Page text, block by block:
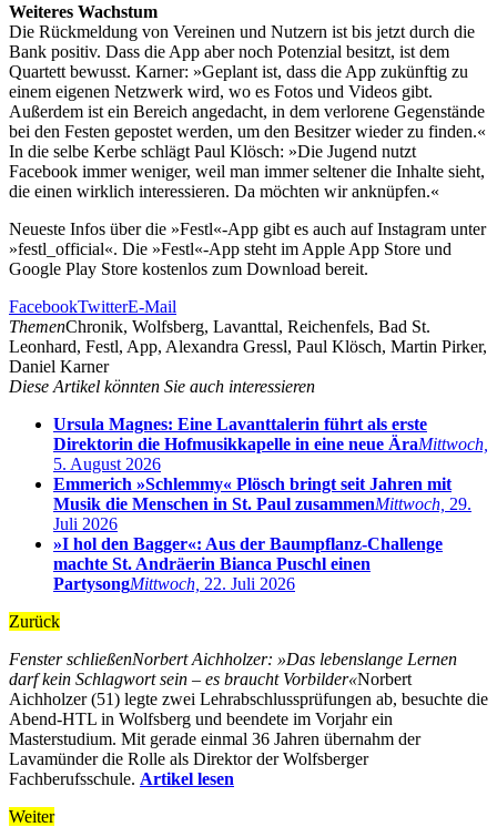
Weiteres Wachstum
Die Rückmeldung von Vereinen und Nutzern ist bis jetzt durch die
Bank positiv. Dass die App aber noch Potenzial besitzt, ist dem
Quartett bewusst. Karner: »Geplant ist, dass die App zukünftig zu
einem eigenen Netzwerk wird, wo es Fotos und Videos gibt.
Außerdem ist ein Bereich angedacht, in dem verlorene Gegenstände
bei den Festen gepostet werden, um den Besitzer wieder zu finden.«
In die selbe Kerbe schlägt Paul Klösch: »Die Jugend nutzt
Facebook immer weniger, weil man immer seltener die Inhalte sieht,
die einen wirklich interessieren. Da möchten wir anknüpfen.«
Neueste Infos über die »Festl«-App gibt es auch auf Instagram unter
»festl_official«. Die »Festl«-App steht im Apple App Store und
Google Play Store kostenlos zum Download bereit.
FacebookTwitterE-Mail
ThemenChronik, Wolfsberg, Lavanttal, Reichenfels, Bad St.
Leonhard, Festl, App, Alexandra Gressl, Paul Klösch, Martin Pirker,
Daniel Karner
Diese Artikel könnten Sie auch interessieren
Ursula Magnes: Eine Lavanttalerin führt als erste
Direktorin die Hofmusikkapelle in eine neue ÄraMittwoch,
5. August 2026
Emmerich »Schlemmy« Plösch bringt seit Jahren mit
Musik die Menschen in St. Paul zusammenMittwoch, 29.
Juli 2026
»I hol den Bagger«: Aus der Baumpflanz-Challenge
machte St. Andräerin Bianca Puschl einen
PartysongMittwoch, 22. Juli 2026
Zurück
Fenster schließenNorbert Aichholzer: »Das lebenslange Lernen
darf kein Schlagwort sein – es braucht Vorbilder«Norbert
Aichholzer (51) legte zwei Lehrabschlussprüfungen ab, besuchte die
Abend-HTL in Wolfsberg und beendete im Vorjahr ein
Masterstudium. Mit gerade einmal 36 Jahren übernahm der
Lavamünder die Rolle als Direktor der Wolfsberger
Fachberufsschule. Artikel lesen
Weiter